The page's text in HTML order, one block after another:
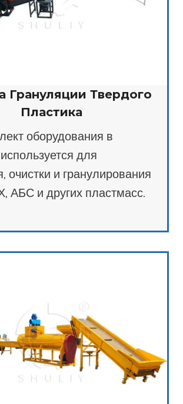
Грануляции Твердого
Пластика
оборудования в
для
очистки и гранулирования
АБС и других пластмасс.